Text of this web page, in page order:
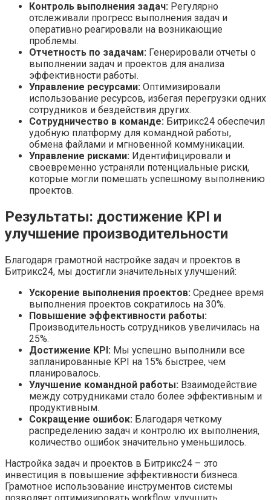
Контроль выполнения задач: Регулярно
отслеживали прогресс выполнения задач и
оперативно реагировали на возникающие
проблемы.
Отчетность по задачам: Генерировали отчеты о
выполнении задач и проектов для анализа
эффективности работы.
Управление ресурсами: Оптимизировали
использование ресурсов, избегая перегрузки одних
сотрудников и бездействия других.
Сотрудничество в команде: Битрикс24 обеспечил
удобную платформу для командной работы,
обмена файлами и мгновенной коммуникации.
Управление рисками: Идентифицировали и
своевременно устраняли потенциальные риски,
которые могли помешать успешному выполнению
проектов.
Результаты: достижение KPI и
улучшение производительности
Благодаря грамотной настройке задач и проектов в
Битрикс24, мы достигли значительных улучшений:
Ускорение выполнения проектов: Среднее время
выполнения проектов сократилось на 30%.
Повышение эффективности работы:
Производительность сотрудников увеличилась на
25%.
Достижение KPI: Мы успешно выполнили все
запланированные KPI на 15% быстрее, чем
планировалось.
Улучшение командной работы: Взаимодействие
между сотрудниками стало более эффективным и
продуктивным.
Сокращение ошибок: Благодаря четкому
распределению задач и контролю их выполнения,
количество ошибок значительно уменьшилось.
Настройка задач и проектов в Битрикс24 – это
инвестиция в повышение эффективности бизнеса.
Грамотное использование инструментов системы